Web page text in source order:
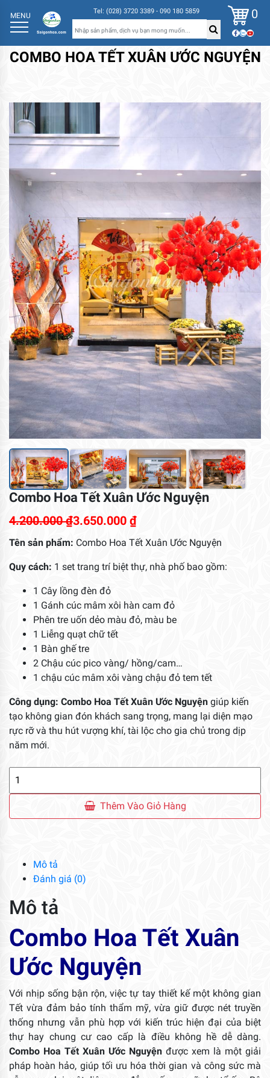
MENU Tel: (028) 3720 3389 - 090 180 5859 0
COMBO HOA TẾT XUÂN ƯỚC NGUYỆN
Combo Hoa Tết Xuân Ước Nguyện
4.200.000₫3.650.000 ₫
Tên sản phẩm: Combo Hoa Tết Xuân Ước Nguyện
Quy cách: 1 set trang trí biệt thự, nhà phố bao gồm:
1 Cây lồng đèn đỏ
1 Gánh cúc mâm xôi hàn cam đỏ
Phên tre uốn dẻo màu đỏ, màu be
1 Liễng quạt chữ tết
1 Bàn ghế tre
2 Chậu cúc pico vàng/ hồng/cam…
1 chậu cúc mâm xôi vàng chậu đỏ tem tết
Công dụng: Combo Hoa Tết Xuân Ước Nguyện giúp kiến
tạo không gian đón khách sang trọng, mang lại diện mạo
rực rỡ và thu hút vượng khí, tài lộc cho gia chủ trong dịp
năm mới.
Xuân
Thêm Vào Giỏ Hàng
Mô tả
Đánh giá (0)
Mô tả
Combo Hoa Tết Xuân
Ước Nguyện
Với nhịp sống bận rộn, việc tự tay thiết kế một không gian
Tết vừa đảm bảo tính thẩm mỹ, vừa giữ được nét truyền
thống nhưng vẫn phù hợp với kiến trúc hiện đại của biệt
thự hay chung cư cao cấp là điều không hề dễ dàng.
Combo Hoa Tết Xuân Ước Nguyện được xem là một giải
pháp hoàn hảo, giúp tối ưu hóa thời gian và công sức mà